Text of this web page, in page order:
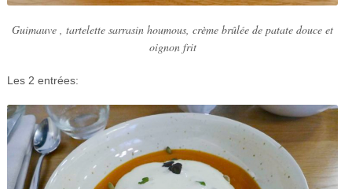
Guimauve , tartelette sarrasin houmous, crème brûlée de patate douce et
oignon frit
Les 2 entrées: